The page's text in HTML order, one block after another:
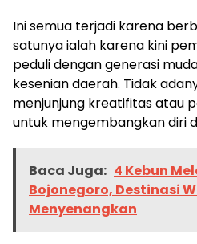
Ini semua terjadi karena
satunya ialah karena kini
peduli dengan generasi
kesenian daerah. Tidak
menjunjung kreatifitas atau
untuk mengembangkan diri
Baca Juga: 4 Kebun
Bojonegoro, Destinasi
Menyenangkan